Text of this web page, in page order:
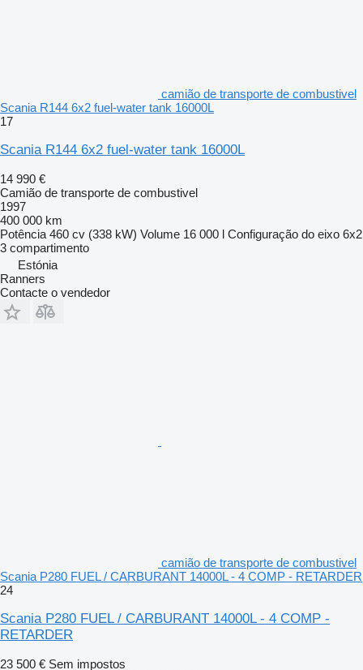
camião de transporte de combustivel
Scania R144 6x2 fuel-water tank 16000L
17
Scania R144 6x2 fuel-water tank 16000L
14 990 €
Camião de transporte de combustivel
1997
400 000 km
Potência 460 cv (338 kW) Volume 16 000 l Configuração do eixo 6x2
3 compartimento
Estónia
Ranners
Contacte o vendedor
camião de transporte de combustivel
Scania P280 FUEL / CARBURANT 14000L - 4 COMP - RETARDER
24
Scania P280 FUEL / CARBURANT 14000L - 4 COMP -
RETARDER
23 500 € Sem impostos